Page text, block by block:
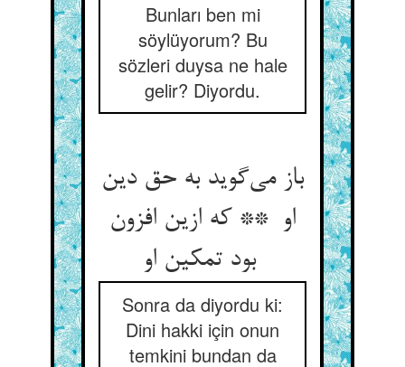
Bunları ben mi
söylüyorum? Bu
sözleri duysa ne hale
gelir? Diyordu.
باز می‌گوید به حق دین
او ** که ازین افزون
بود تمکین او
Sonra da diyordu ki:
Dini hakki için onun
temkini bundan da